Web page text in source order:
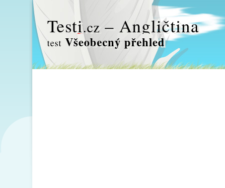
Testi.cz – Angličtina
test Všeobecný přehled